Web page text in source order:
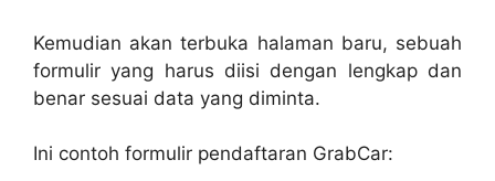
Kemudian akan terbuka halaman baru, sebuah
formulir yang harus diisi dengan lengkap dan
benar sesuai data yang diminta.
Ini contoh formulir pendaftaran GrabCar: